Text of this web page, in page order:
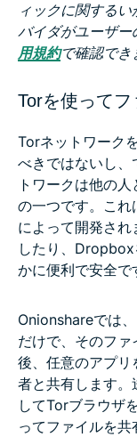
ィックに関する
バイダがユーザ
用規約で確認でき
Torを使って
Torネットワーク
べきではないし、
トワークは他の
の一つです。これ
によって開発さ
したり、
かに便利で安全で
Onionshareでは
だけで、そのフ
後、任意のアプ
者と共有します。
してTorブラウザ
ってファイルを